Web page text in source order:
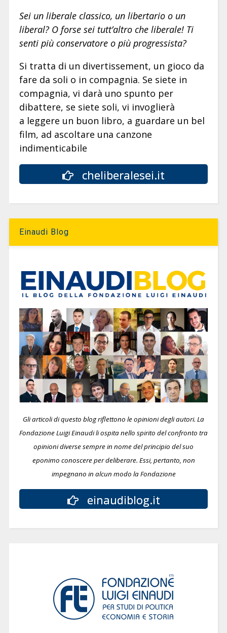
Sei un liberale classico, un libertario o un
liberal? O forse sei tutt’altro che liberale! Ti
senti più conservatore o più progressista?
Si tratta di un divertissement, un gioco da
fare da soli o in compagnia. Se siete in
compagnia, vi darà uno spunto per
dibattere, se siete soli, vi invoglierà
a leggere un buon libro, a guardare un bel
film, ad ascoltare una canzone
indimenticabile
cheliberalesei.it
Einaudi Blog
Gli articoli di questo blog riflettono le opinioni degli autori. La
Fondazione Luigi Einaudi li ospita nello spirito del confronto tra
opinioni diverse sempre in nome del principio del suo
eponimo conoscere per deliberare. Essi, pertanto, non
impegnano in alcun modo la Fondazione
einaudiblog.it